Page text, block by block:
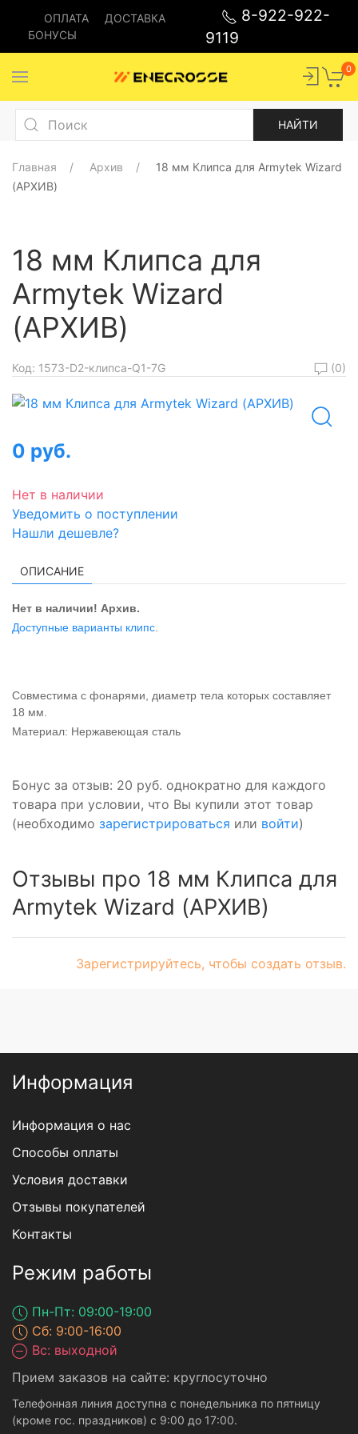
ОПЛАТА
ДОСТАВКА
БОНУСЫ
8-922-922-
9119
0
Главная Архив
18 мм Клипса для Armytek Wizard
(АРХИВ)
18 мм Клипса для
Armytek Wizard
(АРХИВ)
Код: 1573-D2-клипса-Q1-7G (0)
0 руб.
Нет в наличии
Уведомить о поступлении
Нашли дешевле?
ОПИСАНИЕ
Нет в наличии! Архив.
Доступные варианты клипс.
Совместима с фонарями, диаметр тела которых составляет
18 мм.
Материал: Нержавеющая сталь
Бонус за отзыв: 20 руб. однократно для каждого
товара при условии, что Вы купили этот товар
(необходимо зарегистрироваться или войти)
Отзывы про 18 мм Клипса для
Armytek Wizard (АРХИВ)
Зарегистрируйтесь, чтобы создать отзыв.
Информация
Информация о нас
Способы оплаты
Условия доставки
Отзывы покупателей
Контакты
Режим работы
Пн-Пт: 09:00-19:00
Сб: 9:00-16:00
Вс: выходной
Прием заказов на сайте: круглосуточно
Телефонная линия доступна с понедельника по пятницу
(кроме гос. праздников) с 9:00 до 17:00.